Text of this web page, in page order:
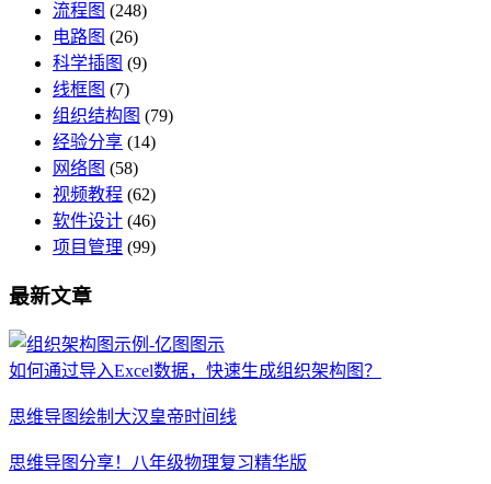
流程图 (248)
电路图 (26)
科学插图 (9)
线框图 (7)
组织结构图 (79)
经验分享 (14)
网络图 (58)
视频教程 (62)
软件设计 (46)
项目管理 (99)
最新文章
如何通过导入Excel数据，快速生成组织架构图？
思维导图绘制大汉皇帝时间线
思维导图分享！八年级物理复习精华版